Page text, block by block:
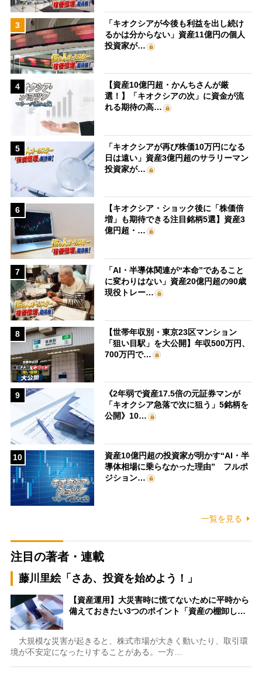
3
「キオクシアが今後も利益を出し続け
るかは分からない」資産11億円の個人
投資家が…
4
【資産10億円超・かんちさんが厳
選！】「キオクシアの次」に資金が流
れる期待の高…
5
「キオクシアが再び株価10万円になる
日は遠い」資産3億円超のサラリーマン
投資家が…
6
【キオクシア・ショック後に「株価倍
増」も期待できる注目銘柄5選】資産3
億円超・…
7
「AI・半導体関連が“本命”であること
に変わりはない」資産20億円超の90歳
現役トレー…
8
【世帯年収別・東京23区マンション
「狙い目駅」を大公開】年収500万円、
700万円で…
9
《2年弱で資産17.5倍の元証券マンが
「キオクシア急落で次に狙う」5銘柄を
公開》10…
10
資産10億円超の投資家が明かす“AI・半
導体相場に乗らなかった理由” フルポ
ジション…
一覧を見る
注目の著者・連載
藤川里絵「さあ、投資を始めよう！」
【資産運用】大災害時に慌てないために平時から
備えておきたい3つのポイント「資産の棚卸し…
大規模な災害が起きると、株式市場が大きく動いたり、取引環
境が不安定になったりすることがある。一方…